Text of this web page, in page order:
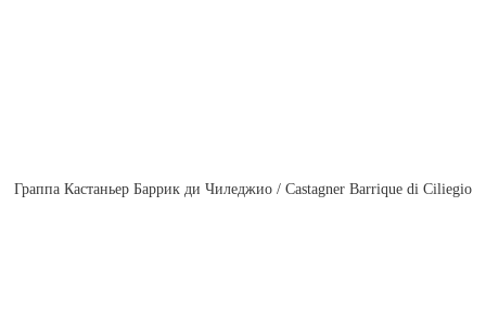
Граппа Кастаньер Баррик ди Чиледжио / Castagner Barrique di Ciliegio